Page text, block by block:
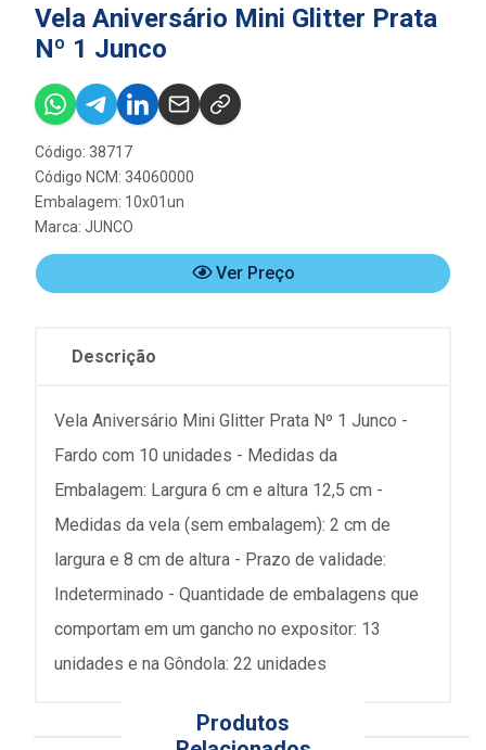
Vela Aniversário Mini Glitter Prata
Nº 1 Junco
Código: 38717
Código NCM: 34060000
Embalagem: 10x01un
Marca: JUNCO
Ver Preço
Descrição
Vela Aniversário Mini Glitter Prata Nº 1 Junco -
Fardo com 10 unidades - Medidas da
Embalagem: Largura 6 cm e altura 12,5 cm -
Medidas da vela (sem embalagem): 2 cm de
largura e 8 cm de altura - Prazo de validade:
Indeterminado - Quantidade de embalagens que
comportam em um gancho no expositor: 13
unidades e na Gôndola: 22 unidades
Produtos